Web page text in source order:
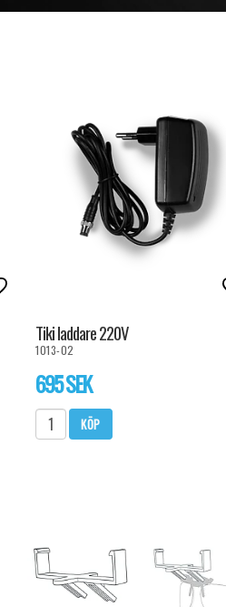
Lägg till i favoritlistan
Tiki laddare 220V
1013-02
695 SEK
KÖP